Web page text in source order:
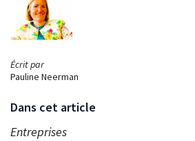
Écrit par
Pauline Neerman
Dans cet article
Entreprises